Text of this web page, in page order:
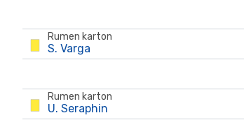
Rumen karton
S. Varga
Rumen karton
U. Seraphin